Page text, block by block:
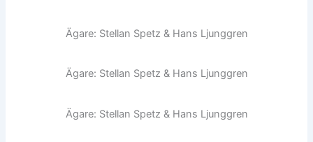
Ägare: Stellan Spetz & Hans Ljunggren
Ägare: Stellan Spetz & Hans Ljunggren
Ägare: Stellan Spetz & Hans Ljunggren